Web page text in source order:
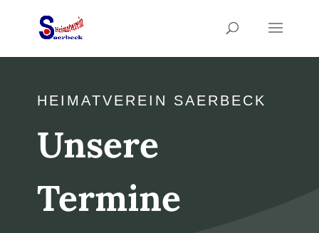
HEIMATVEREIN SAERBECK
Unsere
Termine